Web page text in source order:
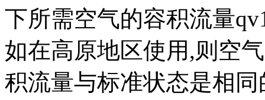
下所需空气的容积流量
如在高原地区使用,则空
积流量与标准状态是相